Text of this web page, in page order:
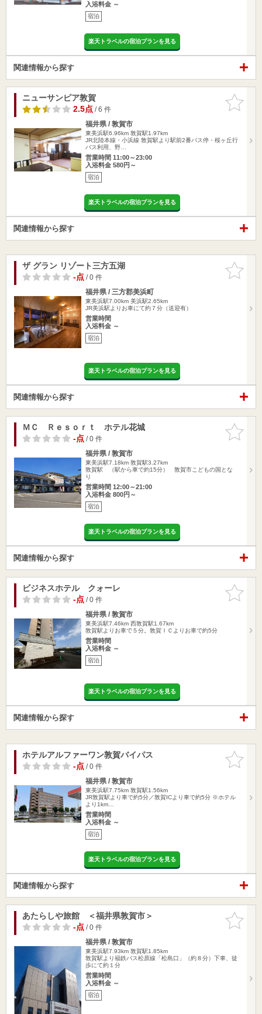
入浴料金 ～
宿泊
楽天トラベルの宿泊プランを見る
関連情報から探す
お気に入
りに追加
ニューサンピア敦賀
2.5点/ 6 件
福井県 / 敦賀市
東美浜駅6.96km 敦賀駅1.97km
JR北陸本線・小浜線 敦賀駅より駅前2番バス停・桜ヶ丘行
バス利用、野…
営業時間 11:00～23:00
入浴料金 580円～
宿泊
楽天トラベルの宿泊プランを見る
関連情報から探す
お気に入
りに追加
ザ グラン リゾート三方五湖
-点/ 0 件
福井県 / 三方郡美浜町
東美浜駅7.00km 美浜駅2.65km
JR美浜駅よりお車にて約７分（送迎有）
営業時間
入浴料金 ～
宿泊
楽天トラベルの宿泊プランを見る
関連情報から探す
お気に入
りに追加
ＭＣ Ｒｅｓｏｒｔ ホテル花城
-点/ 0 件
福井県 / 敦賀市
東美浜駅7.18km 敦賀駅3.27km
敦賀駅 （駅から車で約15分） 敦賀市こどもの国とな
り
営業時間 12:00～21:00
入浴料金 800円～
宿泊
楽天トラベルの宿泊プランを見る
関連情報から探す
お気に入
りに追加
ビジネスホテル クォーレ
-点/ 0 件
福井県 / 敦賀市
東美浜駅7.46km 西敦賀駅1.67km
敦賀駅よりお車で５分。敦賀ＩＣよりお車で約5分
営業時間
入浴料金 ～
宿泊
楽天トラベルの宿泊プランを見る
関連情報から探す
お気に入
りに追加
ホテルアルファーワン敦賀バイパス
-点/ 0 件
福井県 / 敦賀市
東美浜駅7.75km 敦賀駅1.56km
JR敦賀駅より車で約5分／敦賀ICより車で約5分 ※ホテル
より1km…
営業時間
入浴料金 ～
宿泊
楽天トラベルの宿泊プランを見る
関連情報から探す
お気に入
りに追加
あたらしや旅館 ＜福井県敦賀市＞
-点/ 0 件
福井県 / 敦賀市
東美浜駅7.93km 敦賀駅1.85km
敦賀駅より福鉄バス松原線「松島口」（約８分）下車、徒
歩にて約１分
営業時間
入浴料金 ～
宿泊